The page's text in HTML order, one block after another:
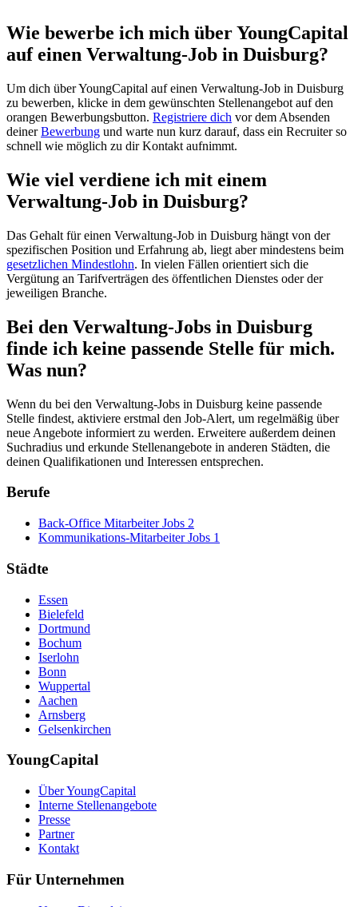
Wie bewerbe ich mich über YoungCapital
auf einen Verwaltung-Job in Duisburg?
Um dich über YoungCapital auf einen Verwaltung-Job in Duisburg
zu bewerben, klicke in dem gewünschten Stellenangebot auf den
orangen Bewerbungsbutton. Registriere dich vor dem Absenden
deinerBewerbung und warte nun kurz darauf, dass ein Recruiter so
schnell wie möglich zu dir Kontakt aufnimmt.
Wie viel verdiene ich mit einem
Verwaltung-Job in Duisburg?
Das Gehalt für einen Verwaltung-Job in Duisburg hängt von der
spezifischen Position und Erfahrung ab, liegt aber mindestens beim
gesetzlichen Mindestlohn. In vielen Fällen orientiert sich die
Vergütung an Tarifverträgen des öffentlichen Dienstes oder der
jeweiligen Branche.
Bei den Verwaltung-Jobs in Duisburg
finde ich keine passende Stelle für mich.
Was nun?
Wenn du bei den Verwaltung-Jobs in Duisburg keine passende
Stelle findest, aktiviere erstmal den Job-Alert, um regelmäßig über
neue Angebote informiert zu werden. Erweitere außerdem deinen
Suchradius und erkunde Stellenangebote in anderen Städten, die
deinen Qualifikationen und Interessen entsprechen.
Berufe
Back-Office Mitarbeiter Jobs 2
Kommunikations-Mitarbeiter Jobs 1
Städte
Essen
Bielefeld
Dortmund
Bochum
Iserlohn
Bonn
Wuppertal
Aachen
Arnsberg
Gelsenkirchen
YoungCapital
Über YoungCapital
Interne Stellenangebote
Presse
Partner
Kontakt
Für Unternehmen